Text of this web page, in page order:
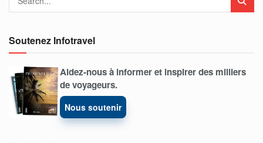
Soutenez Infotravel
Aidez-nous à informer et inspirer des milliers
de voyageurs.
Nous soutenir